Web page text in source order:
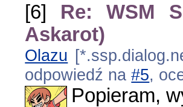
[6] Re: WSM
Askarot)
Olazu
odpowiedź na#5,
Popieram,